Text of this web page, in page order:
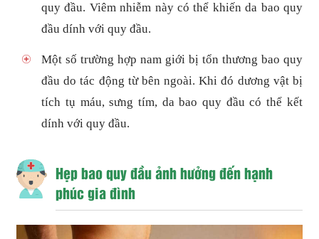
quy đầu. Viêm nhiễm này có thể khiến da bao quy
đầu dính với quy đầu.
Một số trường hợp nam giới bị tổn thương bao quy
đầu do tác động từ bên ngoài. Khi đó dương vật bị
tích tụ máu, sưng tím, da bao quy đầu có thể kết
dính với quy đầu.
Hẹp bao quy đầu ảnh hưởng đến hạnh
phúc gia đình